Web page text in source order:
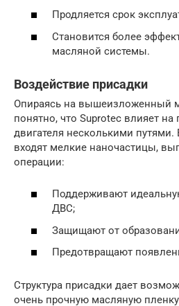
Продляется срок
Становится более
масляной системы.
Воздействие присадки
Опираясь на вышеизложенный
понятно, что Suprotec влияет на
двигателя несколькими путями.
входят мелкие наночастицы,
операции:
Поддерживают
ДВС;
Защищают от
Предотвращают
Структура присадки дает
очень прочную масляную